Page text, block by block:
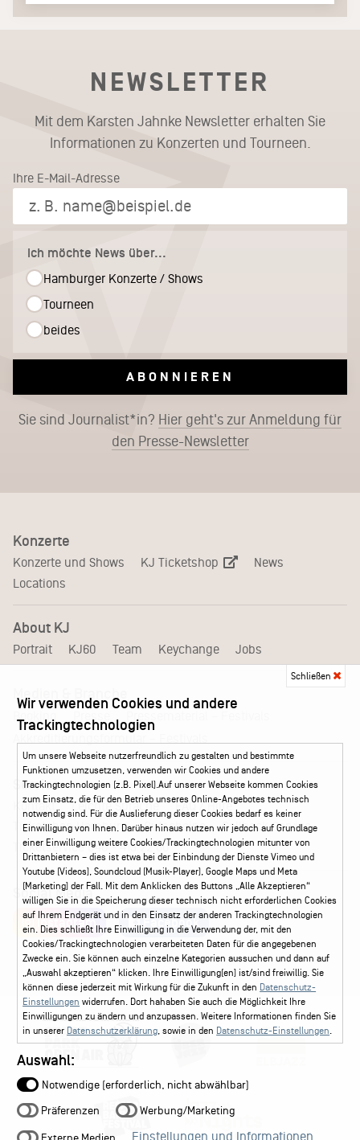
NEWSLETTER
Mit dem Karsten Jahnke Newsletter erhalten Sie
Informationen zu Konzerten und Tourneen.
Ihre E-Mail-Adresse
Ich möchte News über...
Hamburger Konzerte / Shows
Tourneen
beides
ABONNIEREN
Sie sind Journalist*in? Hier geht's zur Anmeldung für
den Presse-Newsletter
Konzerte
Konzerte und Shows KJ Ticketshop
News
Locations
About KJ
Portrait KJ60 Team Keychange Jobs
Service
Kontakt Leichte Sprache
FAQ / Hilfe
Ticketshop Hamburg
Gutscheine
Callback-Service
Ticketservice 040 - 413 22 60
Social Media
Instagram Facebook
Schließen
Wir verwenden Cookies und andere
Trackingtechnologien
Um unsere Webseite nutzerfreundlich zu gestalten und bestimmte
Funktionen umzusetzen, verwenden wir Cookies und andere
Trackingtechnologien (z.B. Pixel).Auf unserer Webseite kommen Cookies
zum Einsatz, die für den Betrieb unseres Online-Angebotes technisch
notwendig sind. Für die Auslieferung dieser Cookies bedarf es keiner
Einwilligung von Ihnen. Darüber hinaus nutzen wir jedoch auf Grundlage
einer Einwilligung weitere Cookies/Trackingtechnologien mitunter von
Drittanbietern – dies ist etwa bei der Einbindung der Dienste Vimeo und
Youtube (Videos), Soundcloud (Musik-Player), Google Maps und Meta
(Marketing) der Fall. Mit dem Anklicken des Buttons „Alle Akzeptieren“
willigen Sie in die Speicherung dieser technisch nicht erforderlichen Cookies
auf Ihrem Endgerät und in den Einsatz der anderen Trackingtechnologien
ein. Dies schließt Ihre Einwilligung in die Verwendung der, mit den
Cookies/Trackingtechnologien verarbeiteten Daten für die angegebenen
Zwecke ein. Sie können auch einzelne Kategorien aussuchen und dann auf
„Auswahl akzeptieren“ klicken. Ihre Einwilligung(en) ist/sind freiwillig. Sie
können diese jederzeit mit Wirkung für die Zukunft in den Datenschutz-
Einstellungen widerrufen. Dort hahaben Sie auch die Möglichkeit Ihre
Einwilligungen zu ändern und anzupassen. Weitere Informationen finden Sie
in unserer Datenschutzerklärung, sowie in den Datenschutz-Einstellungen.
Auswahl:
Notwendige (erforderlich, nicht abwählbar)
Präferenzen Werbung/Marketing
Externe Medien Einstellungen und Informationen